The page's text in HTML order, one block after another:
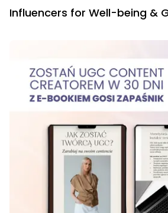
Influencers for Well-being &